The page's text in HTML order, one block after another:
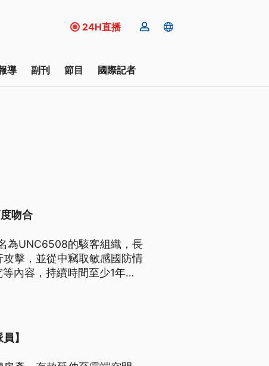
24H直播
導 副刊 節目 國際記者
吻合
為UNC6508的駭客組織，長
擊，並從中竊取敏感國防情
內容，持續時間至少1年。
】